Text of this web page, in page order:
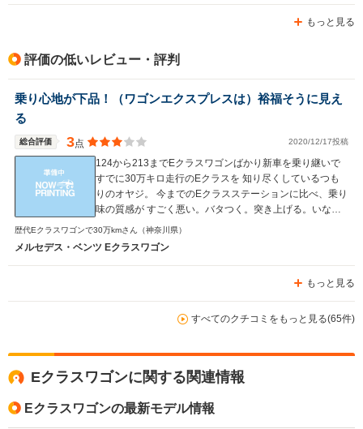
もっと見る
評価の低いレビュー・評判
乗り心地が下品！（ワゴンエクスプレスは）裕福そうに見え
る
総合評価 3点 2020/12/17投稿
124から213までEクラスワゴンばかり新車を乗り継いで
すでに30万キロ走行のEクラスを 知り尽くしているつも
りのオヤジ。 今までのEクラスステーションに比べ、乗り
味の質感が すごく悪い。バタつく。突き上げる。いなし
がなってない。 高速の継ぎ目を素直に拾う。磐越の二車
スのエアサスのひどさは評論家がやっと本音を言い始め
パターンノイズが騒々しい 窓開いてるのと言われるほど
防音がなされていない 自分も時々窓の昇降ボタンを上げ
るくせがついてしまった （防音がされてないと評論家が
じ事を言い始めた） シート接地部分が軽なみに狭い
のか長距離は 翌日、尻が痛い（運転中も夕方痛くなる）
歴代Eクラスワゴンで30万kmさん （神奈川県）
メルセデス・ベンツ Eクラスワゴン
もっと見る
すべてのクチコミをもっと見る(65件)
Eクラスワゴンに関する関連情報
Eクラスワゴンの最新モデル情報